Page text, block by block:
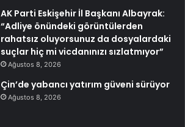
AK Parti Eskişehir İl Başkanı Albayrak:
“Adliye önündeki görüntülerden
rahatsız oluyorsunuz da dosyalardaki
suçlar hiç mi vicdanınızı sızlatmıyor”
Ağustos 8, 2026
Çin’de yabancı yatırım güveni sürüyor
Ağustos 8, 2026